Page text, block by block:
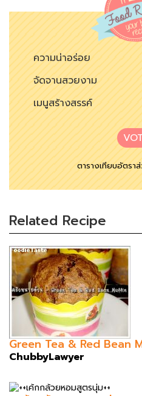
ความน่าอร่อย
จัดจานสวยงาม
เมนูสร้างสรรค์
ตารางเทียบอัตรา
Related Recipe
Green Tea & Red Bean
ChubbyLawyer